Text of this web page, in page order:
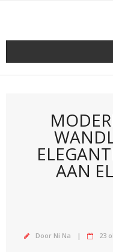
AAN
Door Ni Na 23